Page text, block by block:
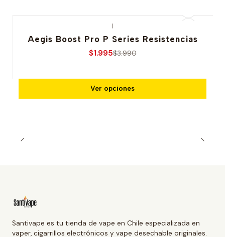
|
Aegis Boost Pro P Series Resistencias
$1.995$3.990
Ver opciones
Santivape es tu tienda de vape en Chile especializada en
vaper, cigarrillos electrónicos y vape desechable originales.